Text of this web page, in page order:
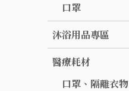
口罩
沐浴用品專區
醫療耗材
口罩、隔離衣物